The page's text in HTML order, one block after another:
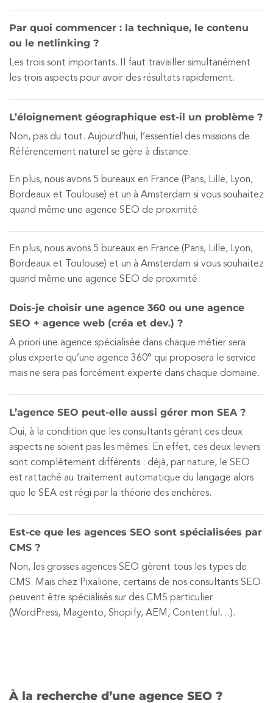
Par quoi commencer : la technique, le contenu
ou le netlinking ?
Les trois sont importants. Il faut travailler simultanément
les trois aspects pour avoir des résultats rapidement.
L’éloignement géographique est-il un problème ?
Non, pas du tout. Aujourd’hui, l’essentiel des missions de
Référencement naturel se gère à distance.
En plus, nous avons 5 bureaux en France (Paris, Lille, Lyon,
Bordeaux et Toulouse) et un à Amsterdam si vous souhaitez
quand même une agence SEO de proximité.
En plus, nous avons 5 bureaux en France (Paris, Lille, Lyon,
Bordeaux et Toulouse) et un à Amsterdam si vous souhaitez
quand même une agence SEO de proximité.
Dois-je choisir une agence 360 ou une agence
SEO + agence web (créa et dev.) ?
A priori une agence spécialisée dans chaque métier sera
plus experte qu’une agence 360° qui proposera le service
mais ne sera pas forcément experte dans chaque domaine.
L’agence SEO peut-elle aussi gérer mon SEA ?
Oui, à la condition que les consultants gérant ces deux
aspects ne soient pas les mêmes. En effet, ces deux leviers
sont complétement différents : déjà, par nature, le SEO
est rattaché au traitement automatique du langage alors
que le SEA est régi par la théorie des enchères.
Est-ce que les agences SEO sont spécialisées par
CMS ?
Non, les grosses agences SEO gèrent tous les types de
CMS. Mais chez Pixalione, certains de nos consultants SEO
peuvent être spécialisés sur des CMS particulier
(WordPress, Magento, Shopify, AEM, Contentful…).
À la recherche d’une agence SEO ?